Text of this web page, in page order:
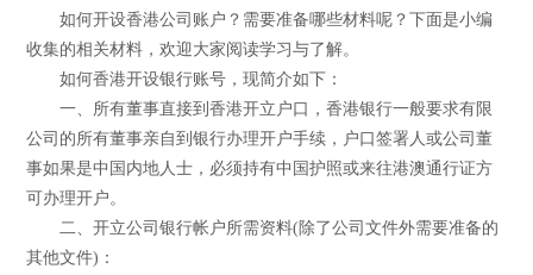
如何开设香港公司账户？需要准备哪些材料呢？下面是小编
收集的相关材料，欢迎大家阅读学习与了解。
如何香港开设银行账号，现简介如下：
一、所有董事直接到香港开立户口，香港银行一般要求有限
公司的所有董事亲自到银行办理开户手续，户口签署人或公司董
事如果是中国内地人士，必须持有中国护照或来往港澳通行证方
可办理开户。
二、开立公司银行帐户所需资料(除了公司文件外需要准备的
其他文件)：